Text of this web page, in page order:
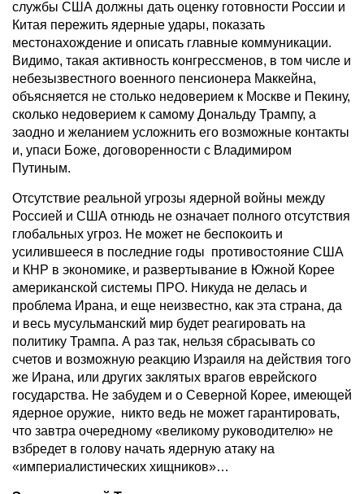
службы США должны дать оценку готовности России и
Китая пережить ядерные удары, показать
местонахождение и описать главные коммуникации.
Видимо, такая активность конгрессменов, в том числе и
небезызвестного военного пенсионера Маккейна,
объясняется не столько недоверием к Москве и Пекину,
сколько недоверием к самому Дональду Трампу, а
заодно и желанием усложнить его возможные контакты
и, упаси Боже, договоренности с Владимиром
Путиным.
Отсутствие реальной угрозы ядерной войны между
Россией и США отнюдь не означает полного отсутствия
глобальных угроз. Не может не беспокоить и
усилившееся в последние годы противостояние США
и КНР в экономике, и развертывание в Южной Корее
американской системы ПРО. Никуда не делась и
проблема Ирана, и еще неизвестно, как эта страна, да
и весь мусульманский мир будет реагировать на
политику Трампа. А раз так, нельзя сбрасывать со
счетов и возможную реакцию Израиля на действия того
же Ирана, или других заклятых врагов еврейского
государства. Не забудем и о Северной Корее, имеющей
ядерное оружие, никто ведь не может гарантировать,
что завтра очередному «великому руководителю» не
взбредет в голову начать ядерную атаку на
«империалистических хищников»…